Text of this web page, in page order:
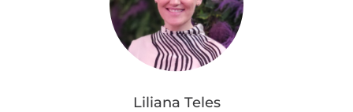
Liliana Teles